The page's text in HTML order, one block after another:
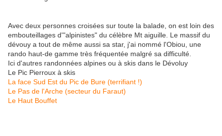
Avec deux personnes croisées sur toute la balade, on est loin des
embouteillages d'"alpinistes" du célèbre Mt aiguille. Le massif du
dévouy a tout de même aussi sa star, j'ai nommé l'Obiou, une
rando haut-de gamme très fréquentée malgré sa difficulté.
Ici d'autres randonnées alpines ou à skis dans le Dévoluy
Le Pic Pierroux à skis
La face Sud Est du Pic de Bure (terrifiant !)
Le Pas de l'Arche (secteur du Faraut)
Le Haut Bouffet